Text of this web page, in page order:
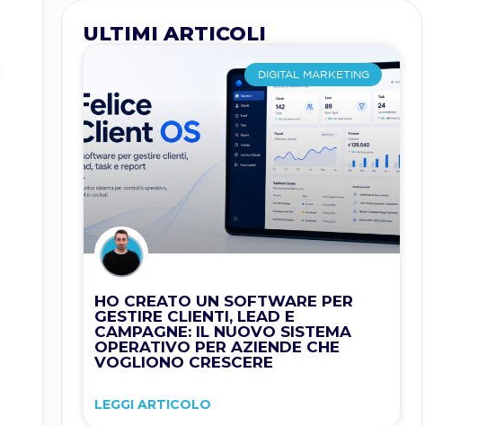
ULTIMI ARTICOLI
DIGITAL MARKETING
HO CREATO UN SOFTWARE PER
GESTIRE CLIENTI, LEAD E
CAMPAGNE: IL NUOVO SISTEMA
OPERATIVO PER AZIENDE CHE
VOGLIONO CRESCERE
LEGGI ARTICOLO